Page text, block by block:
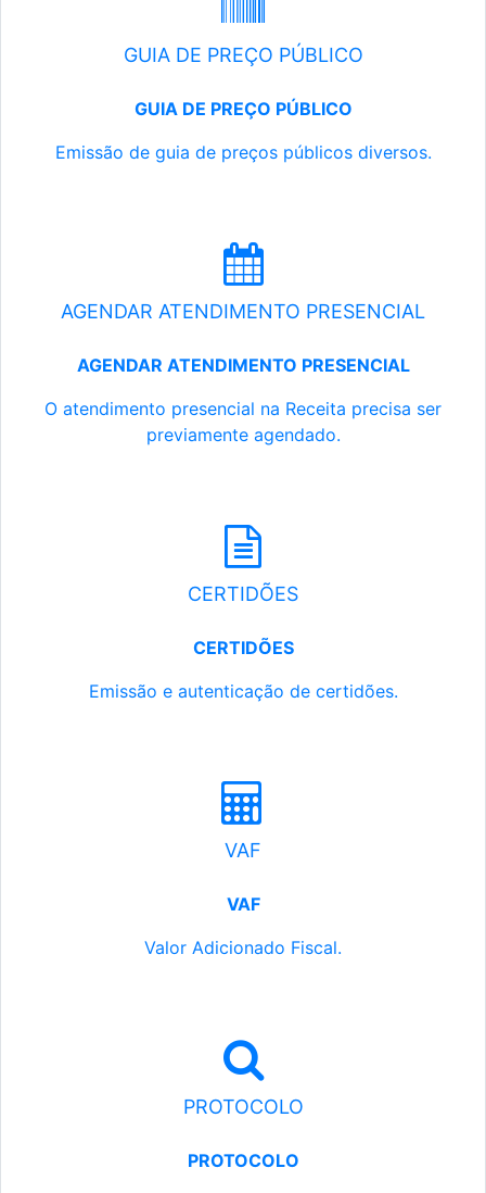
GUIA DE PREÇO PÚBLICO
GUIA DE PREÇO PÚBLICO
Emissão de guia de preços públicos diversos.
AGENDAR ATENDIMENTO PRESENCIAL
AGENDAR ATENDIMENTO PRESENCIAL
O atendimento presencial na Receita precisa ser
previamente agendado.
CERTIDÕES
CERTIDÕES
Emissão e autenticação de certidões.
VAF
VAF
Valor Adicionado Fiscal.
PROTOCOLO
PROTOCOLO